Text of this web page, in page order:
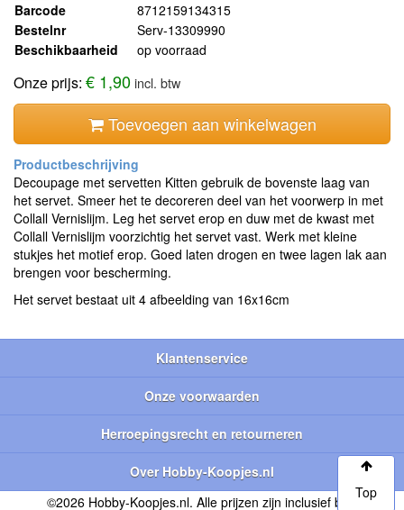
Barcode
8712159134315
Bestelnr
Serv-13309990
Beschikbaarheid
op voorraad
Onze prijs: € 1,90incl. btw
Toevoegen aan winkelwagen
Decoupage met servetten Kitten gebruik de bovenste laag van
het servet. Smeer het te decoreren deel van het voorwerp in met
Collall Vernislijm. Leg het servet erop en duw met de kwast met
Collall Vernislijm voorzichtig het servet vast. Werk met kleine
stukjes het motief erop. Goed laten drogen en twee lagen lak aan
brengen voor bescherming.
Het servet bestaat uit 4 afbeelding van 16x16cm
Klantenservice
Onze voorwaarden
Herroepingsrecht en retourneren
Over Hobby-Koopjes.nl
©2026 Hobby-Koopjes.nl. Alle prijzen zijn inclusief btw.
Top